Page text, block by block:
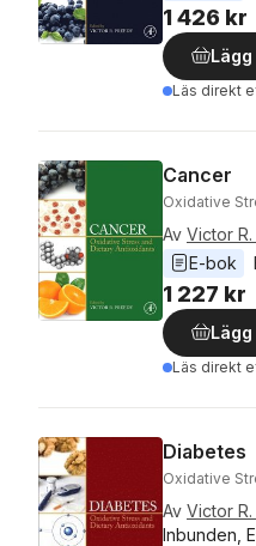
1 426 kr
Läs direkt
Cancer
Oxidative
Av Victor
E-bok
1 227 kr
Läs direkt
Diabetes
Oxidative
Av Victor
Inbunden,